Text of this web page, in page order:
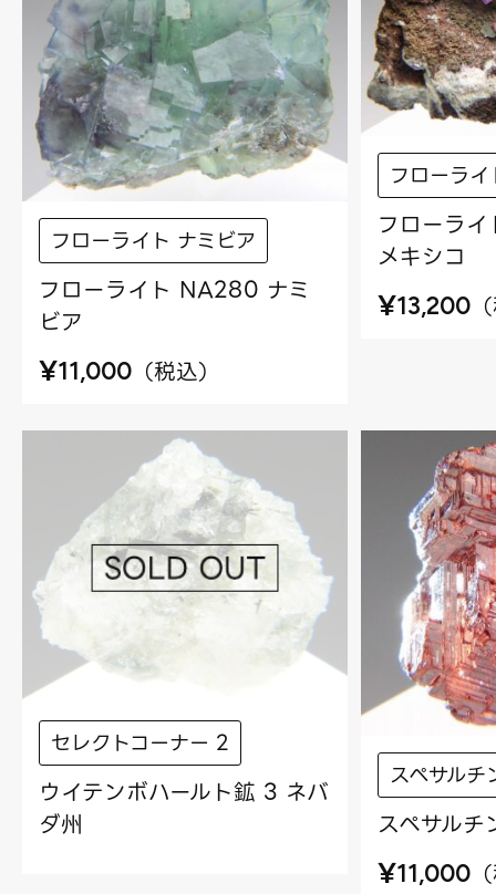
フローライト ナミビア
フローライト NA280 ナミ
ビア
¥11,000 （税込）
フローラ
フローラ
メキシコ
¥13,200 （
セレクトコーナー 2
ウイテンボハールト鉱 3 ネバ
ダ州
スペサルチ
スペサル
¥11,000 （